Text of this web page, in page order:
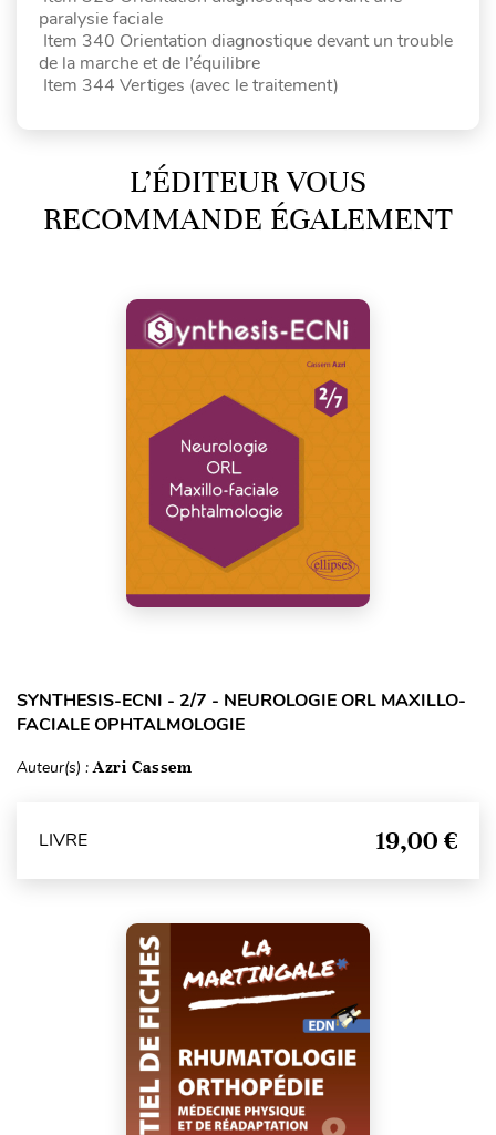
paralysie faciale
Item 340 Orientation diagnostique devant un trouble
de la marche et de l’équilibre
Item 344 Vertiges (avec le traitement)
L’ÉDITEUR VOUS
RECOMMANDE ÉGALEMENT
SYNTHESIS-ECNI - 2/7 - NEUROLOGIE ORL MAXILLO-
FACIALE OPHTALMOLOGIE
Auteur(s) :Azri Cassem
LIVRE 19,00 €